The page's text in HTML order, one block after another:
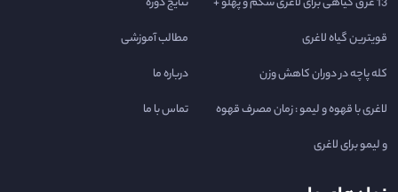
قویترین گیاه لاغری
کله پاچه در دوران کاهش وزن
لاغری با قهوه و لیمو : زمان مصرف قهوه
و لیمو برای لاغری
مطالب آموزشی
درباره ما
تماس با ما